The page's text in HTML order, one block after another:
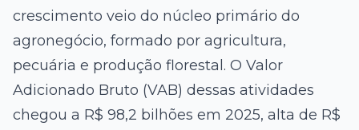
crescimento veio do núcleo primário do
agronegócio, formado por agricultura,
pecuária e produção florestal. O Valor
Adicionado Bruto (VAB) dessas atividades
chegou a R$ 98,2 bilhões em 2025, alta de R$